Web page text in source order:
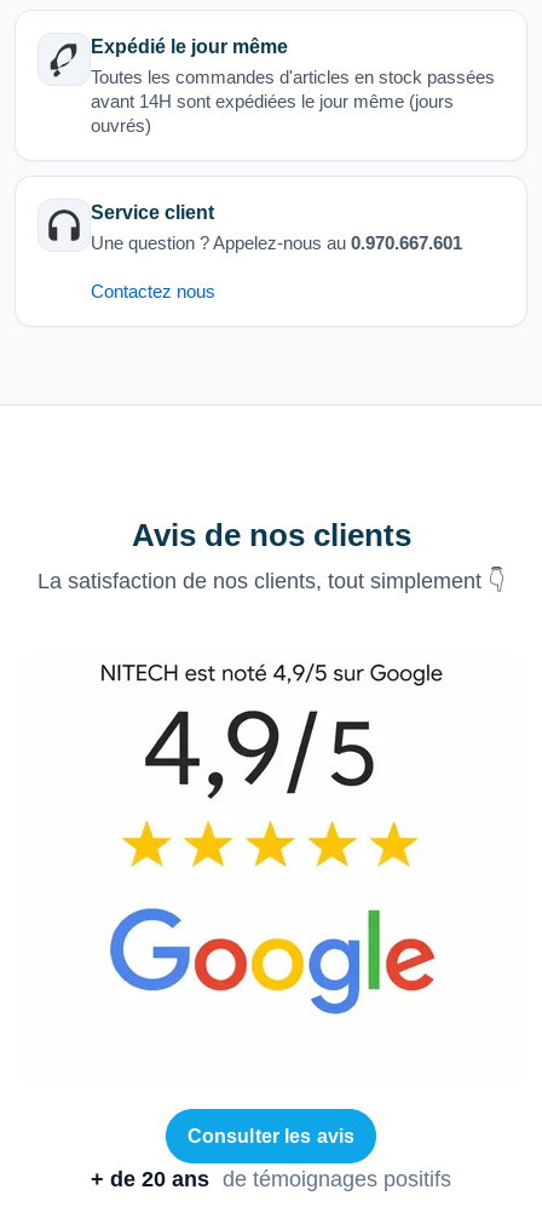
Expédié le jour même
Toutes les commandes d'articles en stock passées
avant 14H sont expédiées le jour même (jours
ouvrés)
Service client
Une question ? Appelez-nous au 0.970.667.601
Contactez nous
Avis de nos clients
La satisfaction de nos clients, tout simplement 👇
Consulter les avis
+ de 20 ans de témoignages positifs